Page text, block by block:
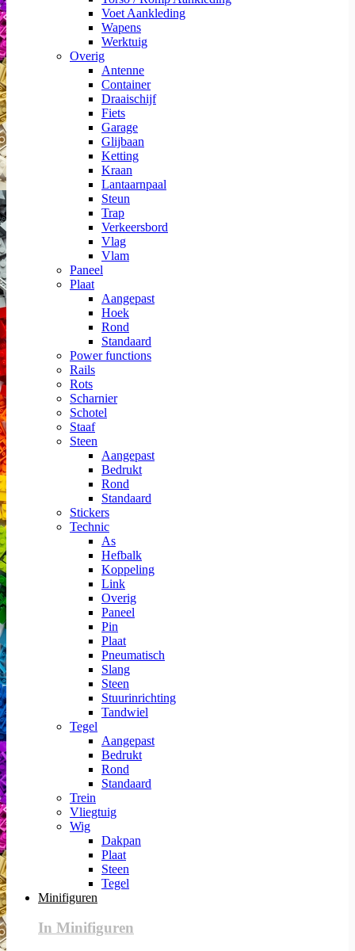
Voet Aankleding
Wapens
Werktuig
Overig
Antenne
Container
Draaischijf
Fiets
Garage
Glijbaan
Ketting
Kraan
Lantaarnpaal
Steun
Trap
Verkeersbord
Vlag
Vlam
Paneel
Plaat
Aangepast
Hoek
Rond
Standaard
Power functions
Rails
Rots
Scharnier
Schotel
Staaf
Steen
Aangepast
Bedrukt
Rond
Standaard
Stickers
Technic
As
Hefbalk
Koppeling
Link
Overig
Paneel
Pin
Plaat
Pneumatisch
Slang
Steen
Stuurinrichting
Tandwiel
Tegel
Aangepast
Bedrukt
Rond
Standaard
Trein
Vliegtuig
Wig
Dakpan
Plaat
Steen
Tegel
Minifiguren
In Minifiguren